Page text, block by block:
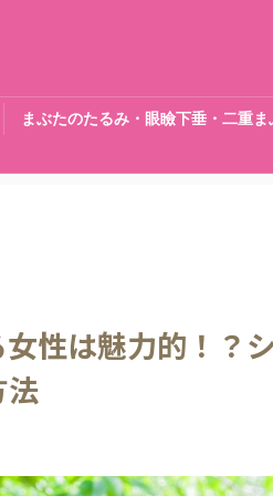
まぶたのたるみ・眼瞼下垂・二重
性は魅力的！？
法